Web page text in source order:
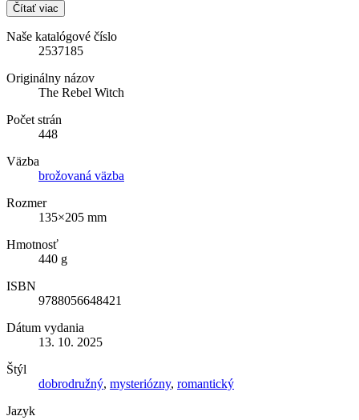
Čítať viac
Naše katalógové číslo
2537185
Originálny názov
The Rebel Witch
Počet strán
448
Väzba
brožovaná väzba
Rozmer
135×205 mm
Hmotnosť
440 g
ISBN
9788056648421
Dátum vydania
13. 10. 2025
Štýl
dobrodružný, mysteriózny, romantický
Jazyk